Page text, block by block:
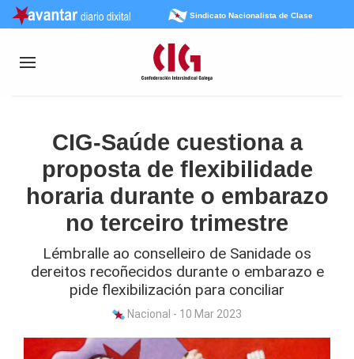
Sindicato Nacionalista de Clase
CIG-Saúde cuestiona a
proposta de flexibilidade
horaria durante o embarazo
no terceiro trimestre
Lémbralle ao conselleiro de Sanidade os
dereitos recoñecidos durante o embarazo e
pide flexibilización para conciliar
Nacional - 10 Mar 2023